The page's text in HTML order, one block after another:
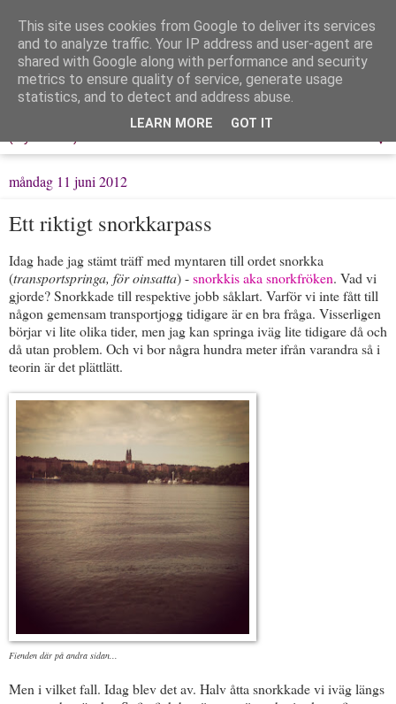
Löpning & Livet
Mitt liv, mina tankar & min träning
▼
måndag 11 juni 2012
Ett riktigt snorkkarpass
Idag hade jag stämt träff med myntaren till ordet snorkka
(transportspringa, för oinsatta) -snorkkis aka snorkfröken. Vad vi
gjorde? Snorkkade till respektive jobb såklart. Varför vi inte fått till
någon gemensam transportjogg tidigare är en bra fråga. Visserligen
börjar vi lite olika tider, men jag kan springa iväg lite tidigare då och
då utan problem. Och vi bor några hundra meter ifrån varandra så i
teorin är det plättlätt.
Fienden där på andra sidan...
Men i vilket fall. Idag blev det av. Halv åtta snorkkade vi iväg längs
This site uses cookies from Google to deliver its services
and to analyze traffic. Your IP address and user-agent are
shared with Google along with performance and security
metrics to ensure quality of service, generate usage
statistics, and to detect and address abuse.
LEARN MORE GOT IT